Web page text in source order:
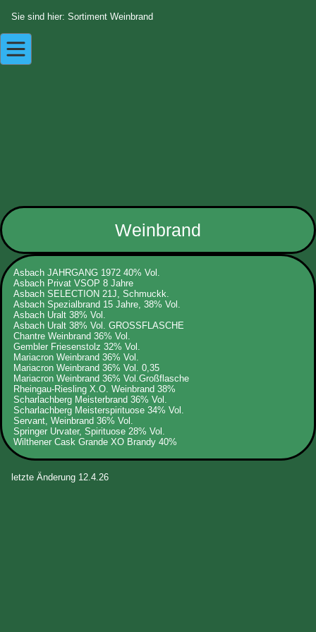
Sie sind hier: Sortiment Weinbrand
Weinbrand
Asbach JAHRGANG 1972 40% Vol.
Asbach Privat VSOP 8 Jahre
Asbach SELECTION 21J, Schmuckk.
Asbach Spezialbrand 15 Jahre, 38% Vol.
Asbach Uralt 38% Vol.
Asbach Uralt 38% Vol. GROSSFLASCHE
Chantre Weinbrand 36% Vol.
Gembler Friesenstolz 32% Vol.
Mariacron Weinbrand 36% Vol.
Mariacron Weinbrand 36% Vol. 0,35
Mariacron Weinbrand 36% Vol.Großflasche
Rheingau-Riesling X.O. Weinbrand 38%
Scharlachberg Meisterbrand 36% Vol.
Scharlachberg Meisterspirituose 34% Vol.
Servant, Weinbrand 36% Vol.
Springer Urvater, Spirituose 28% Vol.
Wilthener Cask Grande XO Brandy 40%
letzte Änderung 12.4.26